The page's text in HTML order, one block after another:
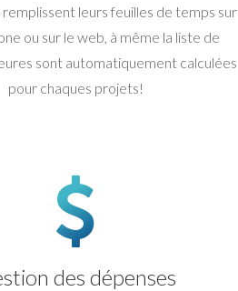
leurs feuilles de temps sur
ou sur le web, à même la liste de
sont automatiquement calculées
pour chaques projets!
des dépenses